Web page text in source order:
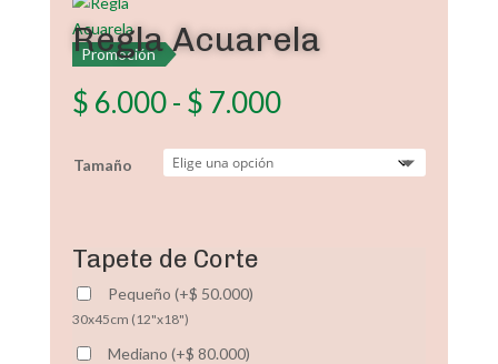
Promoción
Regla Acuarela
$ 6.000- $ 7.000Rango
precios:
desde
Tamaño
Tapete de Corte
Pequeño (+$ 50.000)
30x45cm (12"x18")
Mediano (+$ 80.000)